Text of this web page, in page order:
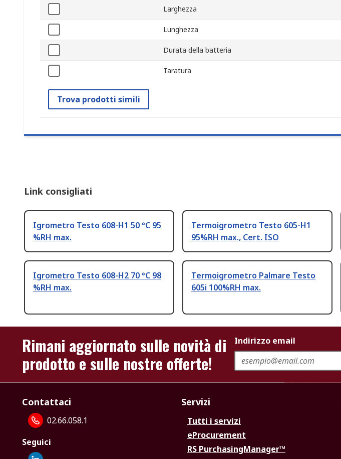
Larghezza
Lunghezza
Durata della batteria
Taratura
Trova prodotti simili
Link consigliati
Igrometro Testo 608-H1 50 °C 95
%RH max.
Termoigrometro Testo 605-H1
95%RH max., Cert. ISO
Igrometro Testo 608-H2 70 °C 98
%RH max.
Termoigrometro Palmare Testo
605i 100%RH max.
Rimani aggiornato sulle novità di
prodotto e sulle nostre offerte!
Indirizzo email
Contattaci
02.66.058.1
Seguici
Servizi
Tutti i servizi
eProcurement
RS PurchasingManager™